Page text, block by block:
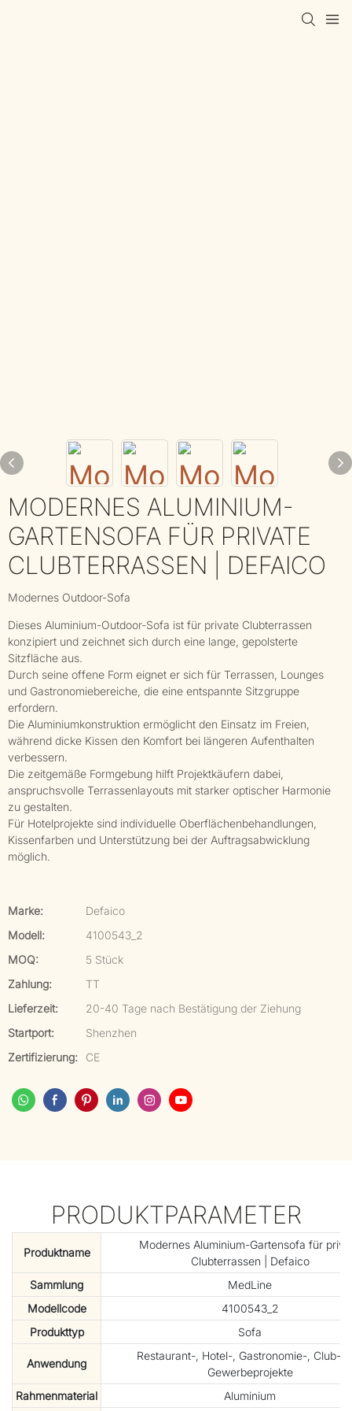
MODERNES ALUMINIUM-
GARTENSOFA FÜR PRIVATE
CLUBTERRASSEN | DEFAICO
Modernes Outdoor-Sofa
Dieses Aluminium-Outdoor-Sofa ist für private Clubterrassen
konzipiert und zeichnet sich durch eine lange, gepolsterte
Sitzfläche aus.
Durch seine offene Form eignet er sich für Terrassen, Lounges
und Gastronomiebereiche, die eine entspannte Sitzgruppe
erfordern.
Die Aluminiumkonstruktion ermöglicht den Einsatz im Freien,
während dicke Kissen den Komfort bei längeren Aufenthalten
verbessern.
Die zeitgemäße Formgebung hilft Projektkäufern dabei,
anspruchsvolle Terrassenlayouts mit starker optischer Harmonie
zu gestalten.
Für Hotelprojekte sind individuelle Oberflächenbehandlungen,
Kissenfarben und Unterstützung bei der Auftragsabwicklung
möglich.
Marke:
Defaico
Modell:
4100543_2
MOQ:
5 Stück
Zahlung:
TT
Lieferzeit:
20-40 Tage nach Bestätigung der Ziehung
Startport:
Shenzhen
Zertifizierung:
CE
PRODUKTPARAMETER
Produktname
Modernes Aluminium-Gartensofa für
Clubterrassen | Defaico
Sammlung
MedLine
Modellcode
4100543_2
Produkttyp
Sofa
Anwendung
Restaurant-, Hotel-, Gastronomie-, Club-
Gewerbeprojekte
Rahmenmaterial
Aluminium